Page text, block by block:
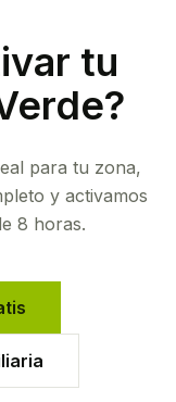
tu
?
para tu zona,
y activamos
8 horas.